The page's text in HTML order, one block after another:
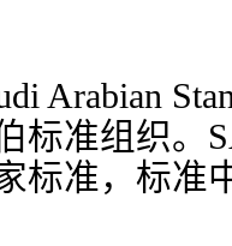
Arabian
标准组织。
标准，标准